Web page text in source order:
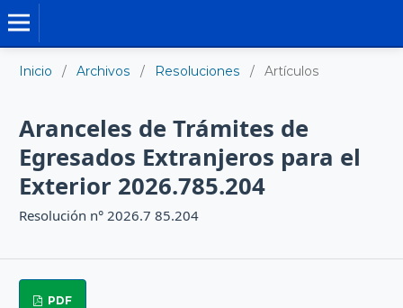
Inicio / Archivos / Resoluciones / Artículos
Aranceles de Trámites de
Egresados Extranjeros para el
Exterior 2026.785.204
Resolución n° 2026.7 85.204
PDF